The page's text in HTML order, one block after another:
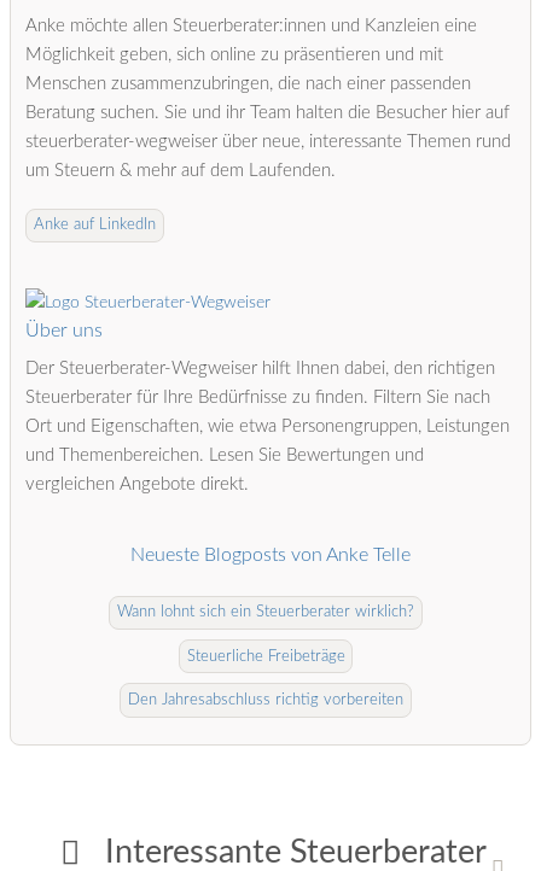
Interessante Steuerberater
Anke möchte allen Steuerberater:innen und Kanzleien eine
Möglichkeit geben, sich online zu präsentieren und mit
Menschen zusammenzubringen, die nach einer passenden
Beratung suchen. Sie und ihr Team halten die Besucher hier auf
steuerberater-wegweiser über neue, interessante Themen rund
um Steuern & mehr auf dem Laufenden.
Anke auf LinkedIn
Über uns
Der Steuerberater-Wegweiser hilft Ihnen dabei, den richtigen
Steuerberater für Ihre Bedürfnisse zu finden. Filtern Sie nach
Ort und Eigenschaften, wie etwa Personengruppen, Leistungen
und Themenbereichen. Lesen Sie Bewertungen und
vergleichen Angebote direkt.
Neueste Blogposts von Anke Telle
Wann lohnt sich ein Steuerberater wirklich?
Steuerliche Freibeträge
Den Jahresabschluss richtig vorbereiten